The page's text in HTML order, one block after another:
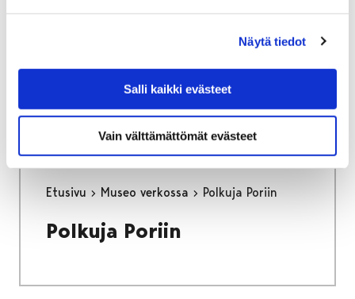
Näytä tiedot
Salli kaikki evästeet
Vain välttämättömät evästeet
Pisara –
kulttuuriympäristöt arjen
Etusivu Museo verkossa Polkuja Poriin
Polkuja Poriin